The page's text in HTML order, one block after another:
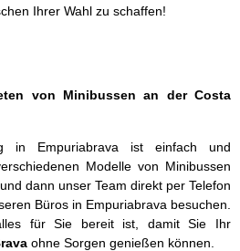
Ihrer Wahl zu schaffen!
von Minibussen an der Costa
in Empuriabrava ist einfach und
Modelle von Minibussen
dann unser Team direkt per Telefon
Büros in Empuriabrava besuchen.
für Sie bereit ist, damit Sie Ihr
ohne Sorgen genießen können.